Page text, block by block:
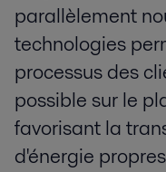
parallèlement
technologies
processus des
possible sur le
favorisant la
d'énergie